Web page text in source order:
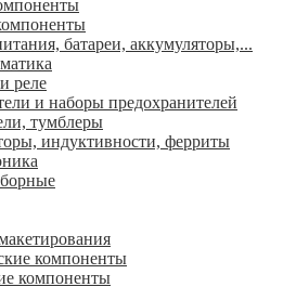
батареи, аккумуляторы,...
реле
и наборы предохранителей
тумблеры
индуктивности, ферриты
компоненты
компоненты